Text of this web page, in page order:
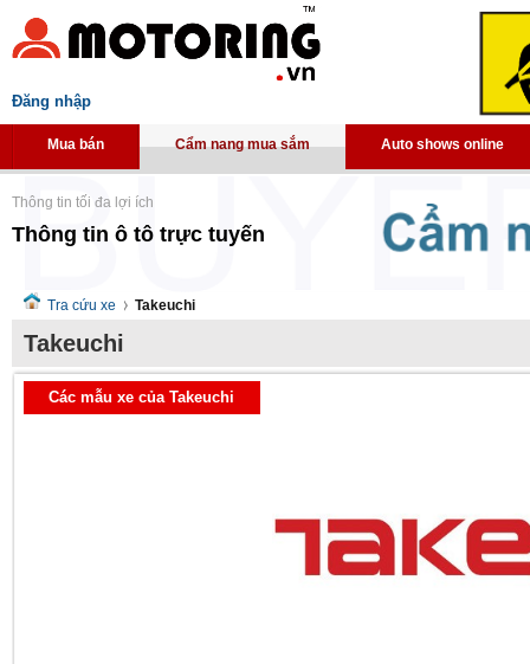
Đăng nhập
Mua bán Cẩm nang mua sắm Auto shows online
Thông tin tối đa lợi ích
Thông tin ô tô trực tuyến
Tra cứu xe Takeuchi
Takeuchi
Các mẫu xe của Takeuchi